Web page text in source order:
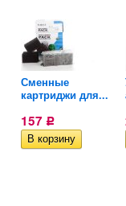
Сменные
картриджи для...
157 Р